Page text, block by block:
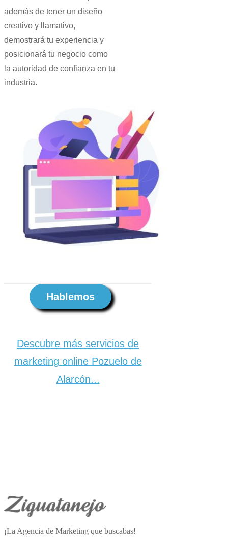
además de tener un diseño
creativo y llamativo,
demostrará tu experiencia y
posicionará tu negocio como
la autoridad de confianza en tu
industria.
Hablemos
Descubre más servicios de
marketing online Pozuelo de
Alarcón...
¡La Agencia de Marketing que buscabas!